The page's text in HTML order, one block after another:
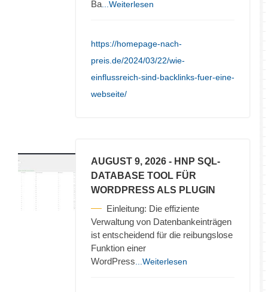
Ba ...Weiterlesen
https://homepage-nach-
preis.de/2024/03/22/wie-
einflussreich-sind-backlinks-fuer-eine-
webseite/
AUGUST 9, 2026 - HNP SQL-
DATABASE TOOL FÜR
WORDPRESS ALS PLUGIN
Einleitung: Die effiziente
Verwaltung von Datenbankeinträgen
ist entscheidend für die reibungslose
Funktion einer
WordPress ...Weiterlesen